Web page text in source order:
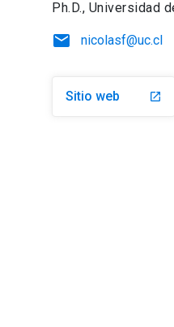
Ph.D., Universidad
email nicolasf@uc.cl
Sitio web launch